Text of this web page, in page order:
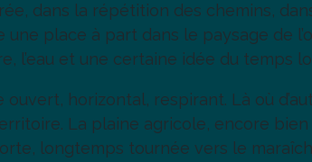
dans la répétition des chemins,
place à part dans le paysage de
l’eau et une certaine idée du temps
ouvert, horizontal, respirant. Là où
La plaine agricole, encore
longtemps tournée vers le